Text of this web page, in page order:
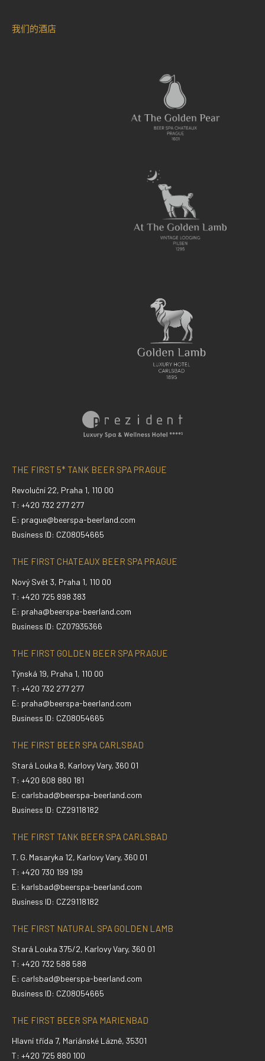
我们的酒店
THE FIRST 5* TANK BEER SPA PRAGUE
Revoluční 22, Praha 1, 110 00
T: +420 732 277 277
E: prague@beerspa-beerland.com
Business ID: CZ08054665
THE FIRST CHATEAUX BEER SPA PRAGUE
Nový Svět 3, Praha 1, 110 00
T: +420 725 898 383
E: praha@beerspa-beerland.com
Business ID: CZ07935366
THE FIRST GOLDEN BEER SPA PRAGUE
Týnská 19, Praha 1, 110 00
T: +420 732 277 277
E: praha@beerspa-beerland.com
Business ID: CZ08054665
THE FIRST BEER SPA CARLSBAD
Stará Louka 8, Karlovy Vary, 360 01
T: +420 608 880 181
E: carlsbad@beerspa-beerland.com
Business ID: CZ29118182
THE FIRST TANK BEER SPA CARLSBAD
T. G. Masaryka 12, Karlovy Vary, 360 01
T: +420 730 199 199
E: karlsbad@beerspa-beerland.com
Business ID: CZ29118182
THE FIRST NATURAL SPA GOLDEN LAMB
Stará Louka 375/2, Karlovy Vary, 360 01
T: +420 732 588 588
E: carlsbad@beerspa-beerland.com
Business ID: CZ08054665
THE FIRST BEER SPA MARIENBAD
Hlavní třída 7, Mariánské Lázně, 35301
T: +420 725 880 100